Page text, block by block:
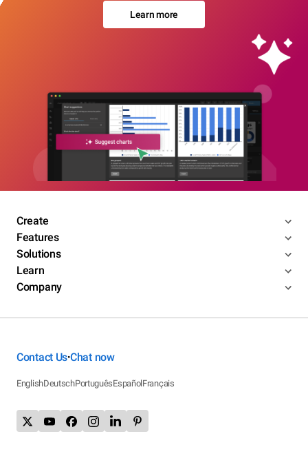
Learn more
Create
Features
Solutions
Learn
Company
Contact Us•Chat now
EnglishDeutschPortuguêsEspañolFrançais